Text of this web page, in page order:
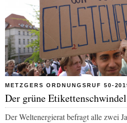
METZGERS ORDNUNGSRUF 50-
Der grüne
Der Weltenergierat befragt alle zwei